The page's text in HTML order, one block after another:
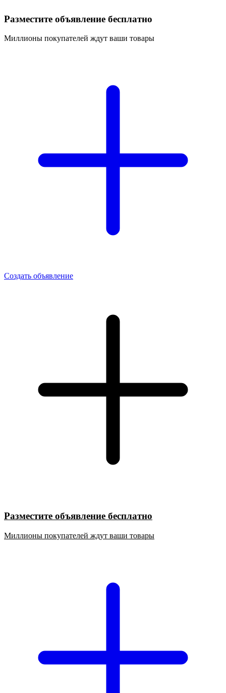
Разместите объявление бесплатно
Миллионы покупателей ждут ваши товары
Создать объявление
Разместите объявление бесплатно
Миллионы покупателей ждут ваши товары